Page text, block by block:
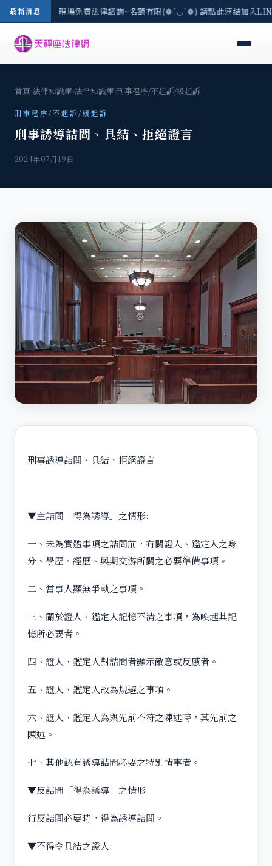
最新消息
地區-8/3(一) 現場免費法律諮詢~名額有限(❁´◡`❁) 請點此連結加入
首頁›法律知識庫›法律知識庫›刑事程序/不起訴/緩起訴
刑事程序/不起訴/緩起訴
刑事誘導詰問、具結、拒絕證言
2024年07月19日
刑事誘導詰問、具結、拒絕證言
▼主詰問「得為誘導」之情形:
一、未為實體事項之詰問前，有關證人、鑑定人之身
分、學歷、經歷、與期交游所關之必要準備事項。
二、當事人顯無爭執之事項。
三、關於證人、鑑定人記憶不清之事項，為喚起其記
憶所必要者。
四、證人、鑑定人對詰問者顯示敵意或反感者。
五、證人、鑑定人故為規避之事項。
六、證人、鑑定人為與先前不符之陳述時，其先前之
陳述。
七、其他認有誘導詰問必要之特別情事者。
▼反詰問「得為誘導」之情形
行反詰問必要時，得為誘導詰問。
▼不得令具結之證人: